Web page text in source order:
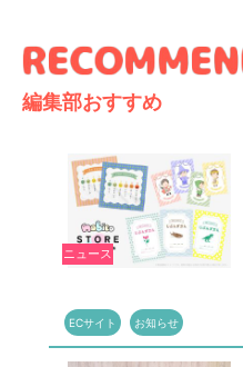
編集部おすすめ
ニュース
ECサイト お知らせ